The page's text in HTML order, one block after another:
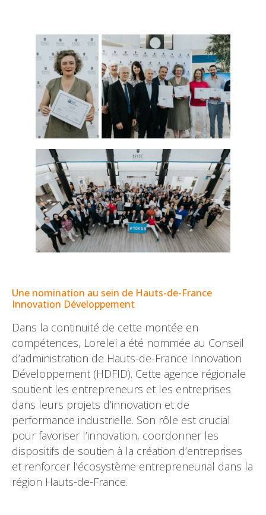
Une nomination au sein de Hauts-de-France
Innovation Développement
Dans la continuité de cette montée en
compétences, Loreleï a été nommée au Conseil
d’administration de Hauts-de-France Innovation
Développement (HDFID). Cette agence régionale
soutient les entrepreneurs et les entreprises
dans leurs projets d’innovation et de
performance industrielle. Son rôle est crucial
pour favoriser l’innovation, coordonner les
dispositifs de soutien à la création d’entreprises
et renforcer l’écosystème entrepreneurial dans la
région Hauts-de-France.